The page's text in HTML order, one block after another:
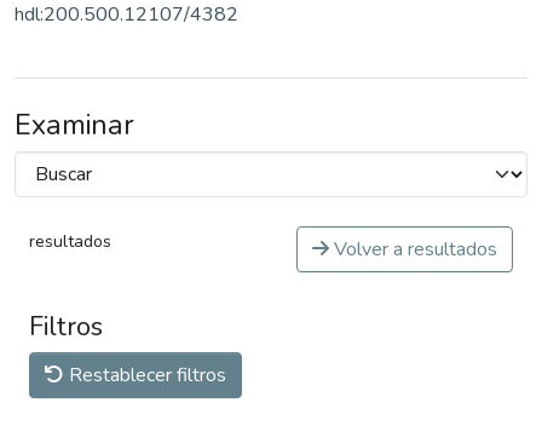
hdl:200.500.12107/4382
Examinar
resultados Volver a resultados
Filtros
Restablecer filtros